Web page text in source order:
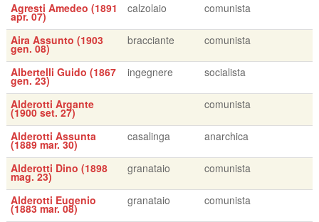
Agresti Amedeo (1891
apr. 07)
calzolaio comunista
Aira Assunto (1903
gen. 08)
bracciante comunista
Albertelli Guido (1867
gen. 23)
ingegnere socialista
Alderotti Argante
(1900 set. 27)
comunista
Alderotti Assunta
(1889 mar. 30)
casalinga anarchica
Alderotti Dino (1898
mag. 23)
granataio comunista
Alderotti Eugenio
(1883 mar. 08)
granataio comunista